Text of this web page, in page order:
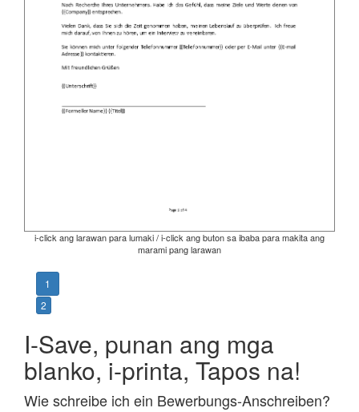
i-click ang larawan para lumaki / i-click ang buton sa ibaba para makita ang
marami pang larawan
1
2
I-Save, punan ang mga
blanko, i-printa, Tapos na!
Wie schreibe ich ein Bewerbungs-Anschreiben?